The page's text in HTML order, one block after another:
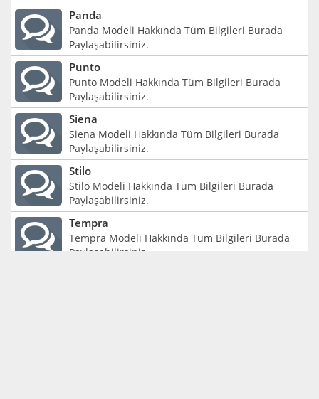
Panda
Panda Modeli Hakkında Tüm Bilgileri Burada
Paylaşabilirsiniz.
Punto
Punto Modeli Hakkında Tüm Bilgileri Burada
Paylaşabilirsiniz.
Siena
Siena Modeli Hakkında Tüm Bilgileri Burada
Paylaşabilirsiniz.
Stilo
Stilo Modeli Hakkında Tüm Bilgileri Burada
Paylaşabilirsiniz.
Tempra
Tempra Modeli Hakkında Tüm Bilgileri Burada
Paylaşabilirsiniz.